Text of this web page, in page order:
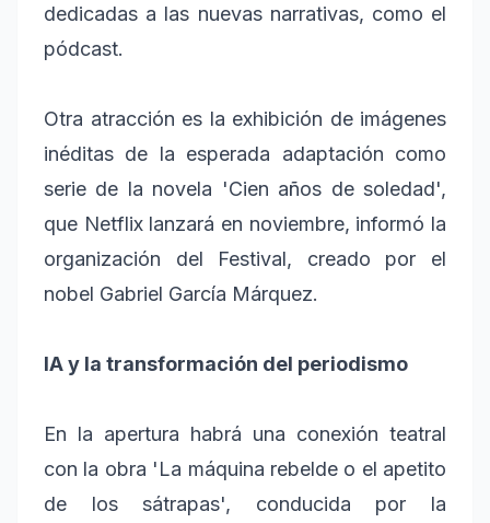
dedicadas a las nuevas narrativas, como el
pódcast.
Otra atracción es la exhibición de imágenes
inéditas de la esperada adaptación como
serie de la novela 'Cien años de soledad',
que Netflix lanzará en noviembre, informó la
organización del Festival, creado por el
nobel Gabriel García Márquez.
IA y la transformación del periodismo
En la apertura habrá una conexión teatral
con la obra 'La máquina rebelde o el apetito
de los sátrapas', conducida por la